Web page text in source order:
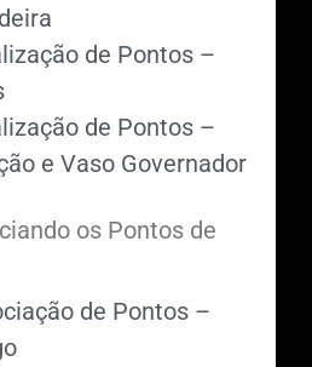
de Pontos –
de Pontos –
e Vaso Governador
de Pontos –